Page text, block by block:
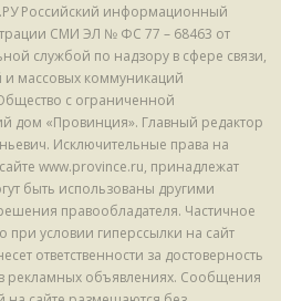
Российский информационный
СМИ ЭЛ № ФС 77 – 68463 от
службой по надзору в сфере связи,
массовых коммуникаций
с ограниченной
дом «Провинция». Главный редактор
Исключительные права на
www.province.ru, принадлежат
быть использованы другими
правообладателя. Частичное
условии гиперссылки на сайт
ответственности за достоверность
объявлениях. Сообщения